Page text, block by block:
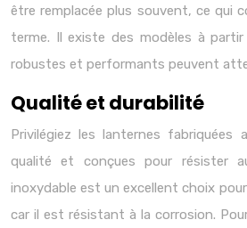
être remplacée plus souvent, ce qui
terme. Il existe des modèles à
robustes et performants peuvent
Qualité et durabilité
Privilégiez les lanternes fabriquées
qualité et conçues pour résister
inoxydable est un excellent choix
car il est résistant à la corrosion.